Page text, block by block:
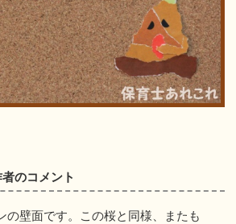
のコメント
の壁面です。この桜と同様、またも